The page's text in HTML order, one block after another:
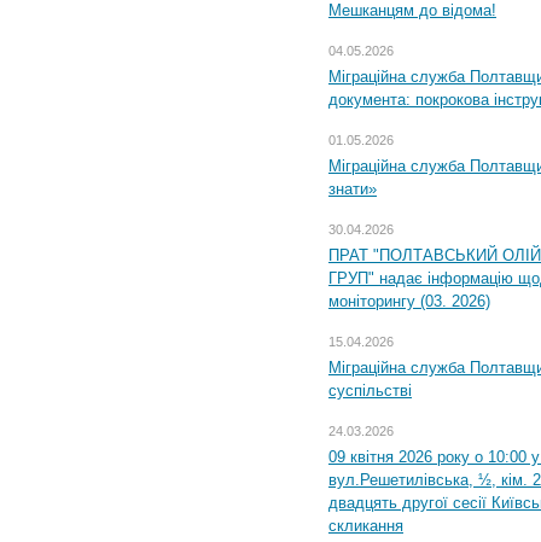
Мешканцям до відома!
04.05.2026
Міграційна служба
документа: покрокова
01.05.2026
Міграційна служба
знати»
30.04.2026
ПРАТ "ПОЛТАВСЬКИЙ
ГРУП" надає інформацію
моніторингу (03. 2026)
15.04.2026
Міграційна служба
суспільстві
24.03.2026
09 квітня 2026 року о 10:00
вул.Решетилівська, ½, кім.
двадцять другої сесії
скликання